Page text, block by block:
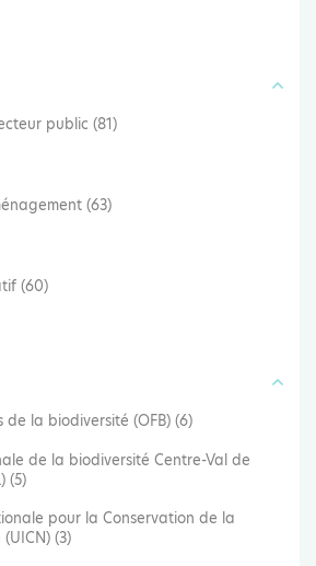
public (81)
(63)
(60)
la biodiversité (OFB) (6)
de la biodiversité Centre-Val de
(5)
pour la Conservation de la
(3)